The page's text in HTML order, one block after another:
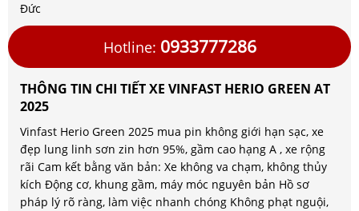
Đức
Hotline: 0933777286
THÔNG TIN CHI TIẾT XE VINFAST HERIO GREEN AT
2025
Vinfast Herio Green 2025 mua pin không giới hạn sạc, xe
đẹp lung linh sơn zin hơn 95%, gầm cao hạng A , xe rộng
rãi Cam kết bằng văn bản: Xe không va chạm, không thủy
kích Động cơ, khung gầm, máy móc nguyên bản Hồ sơ
pháp lý rõ ràng, làm việc nhanh chóng Không phạt nguội,